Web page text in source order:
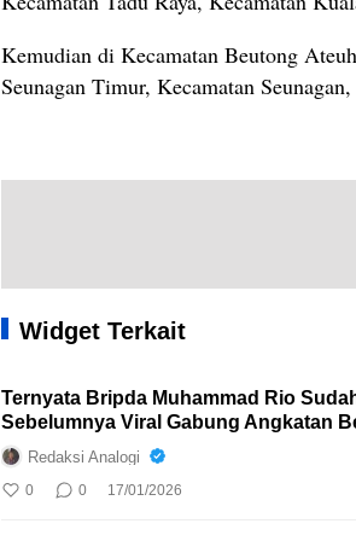
Kemudian di Kecamatan Beutong
Seunagan Timur, Kecamatan
Widget Terkait
Ternyata Bripda Muhammad Rio
Sebelumnya Viral Gabung Angkatan
Redaksi Analogi
0 0 17/01/2026